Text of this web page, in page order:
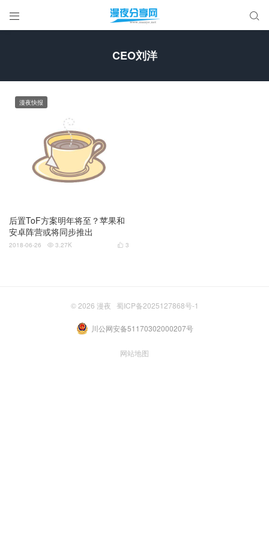
 
CEO刘洋
后置ToF方案明年将至？苹果和
安卓阵营或将同步推出
漫夜快报
 3
2018-06-26  3.27K
© 2026 漫夜 蜀ICP备2025127868号-1
川公网安备51170302000207号
网站地图